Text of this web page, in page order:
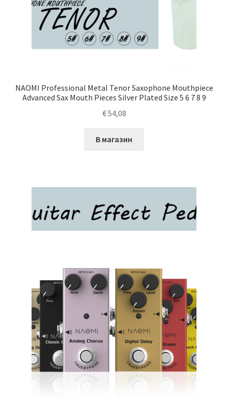
NAOMI Professional Metal Tenor Saxophone Mouthpiece
Advanced Sax Mouth Pieces Silver Plated Size 5 6 7 8 9
€54,08
В магазин